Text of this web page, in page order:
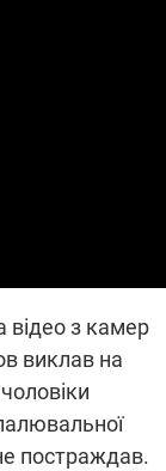
відео з камер
виклав на
постраждав.